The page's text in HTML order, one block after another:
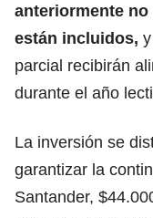
anteriormente
están incluidos,
parcial recibirán
durante el año
La inversión se
garantizar la
Santander,